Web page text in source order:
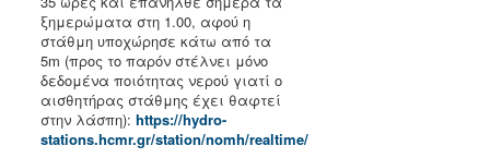
ξημερώματα στη 1.00, αφού η
στάθμη υποχώρησε κάτω από τα
5m (προς το παρόν στέλνει μόνο
δεδομένα ποιότητας νερού γιατί ο
αισθητήρας στάθμης έχει θαφτεί
στην λάσπη):https://hydro-
stations.hcmr.gr/station/nomh/realtime/